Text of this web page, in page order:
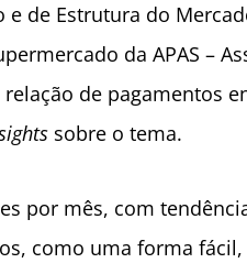
de Estrutura do
da APAS –
de pagamentos
sobre o tema.
por mês, com
como uma forma